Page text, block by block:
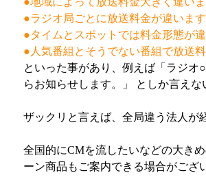
●ラジオ局ごとに放送料金が違います
●タイムとスポットでは料金形態が違
●人気番組とそうでない番組で放送料
といった事があり、例えば「ラジオ
らお知らせします。」 としか言えな
ザックリと言えば、全局違う法人が
全国的にCMを流したいなどの大き
ーン商品もご案内できる場合がござ